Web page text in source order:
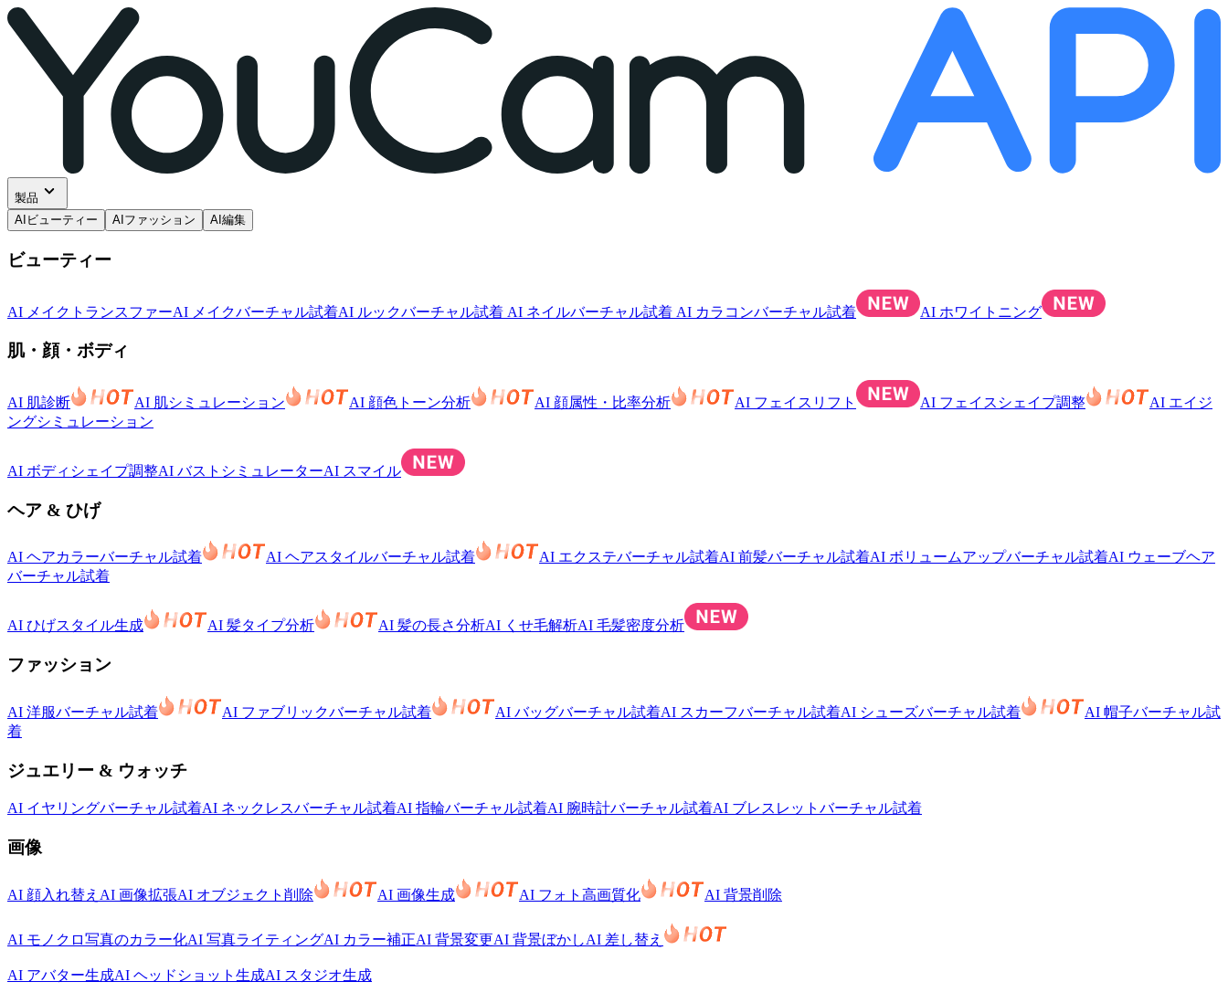
製品
AIビューティー
AIファッション AI編集
ビューティー
AI メイクトランスファーAI メイクバーチャル試着AI ルックバーチャル試着 AI ネイルバーチャル試着 AI カラコンバーチャル試着 AI ホワイトニング
肌・顔・ボディ
AI 肌診断 AI 肌シミュレーション AI 顔色トーン分析 AI 顔属性・比率分析 AI フェイスリフト AI フェイスシェイプ調整
AI エイジ
ングシミュレーション
AI ボディシェイプ調整AI バストシミュレーターAI スマイル
ヘア & ひげ
AI ヘアカラーバーチャル試着 AI ヘアスタイルバーチャル試着 AI エクステバーチャル試着AI 前髪バーチャル試着AI ボリュームアップバーチャル試着AI ウェーブヘア
バーチャル試着
AI ひげスタイル生成 AI 髪タイプ分析 AI 髪の長さ分析AI くせ毛解析AI 毛髪密度分析
ファッション
AI 洋服バーチャル試着 AI ファブリックバーチャル試着 AI バッグバーチャル試着AI スカーフバーチャル試着AI シューズバーチャル試着
AI 帽子バーチャル試
着
ジュエリー & ウォッチ
AI イヤリングバーチャル試着AI ネックレスバーチャル試着AI 指輪バーチャル試着AI 腕時計バーチャル試着AI ブレスレットバーチャル試着
画像
AI 顔入れ替え AI 画像拡張AI オブジェクト削除 AI 画像生成 AI フォト高画質化 AI 背景削除
AI モノクロ写真のカラー化AI 写真ライティングAI カラー補正AI 背景変更AI 背景ぼかしAI 差し替え
AI アバター生成AI ヘッドショット生成AI スタジオ生成